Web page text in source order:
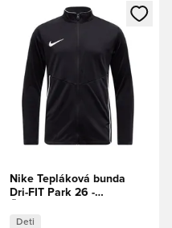
registráciu ako člen
Otvorí modál na prihlásenie
Nike Tepláková bunda
Dri-FIT Park 26 -
Deti